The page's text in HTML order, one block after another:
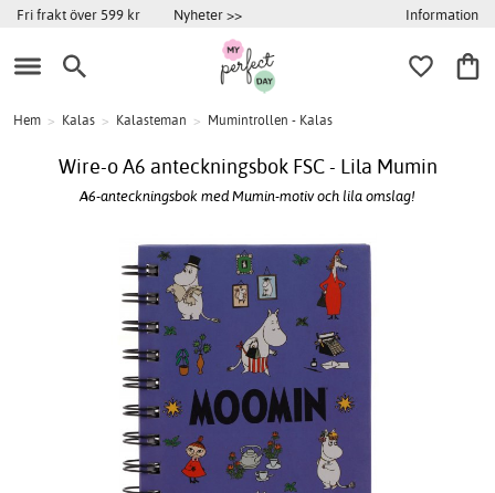
Fri frakt över 599 kr Nyheter >> Information
Hem > Kalas > Kalasteman > Mumintrollen - Kalas
Wire-o A6 anteckningsbok FSC - Lila Mumin
A6-anteckningsbok med Mumin-motiv och lila omslag!